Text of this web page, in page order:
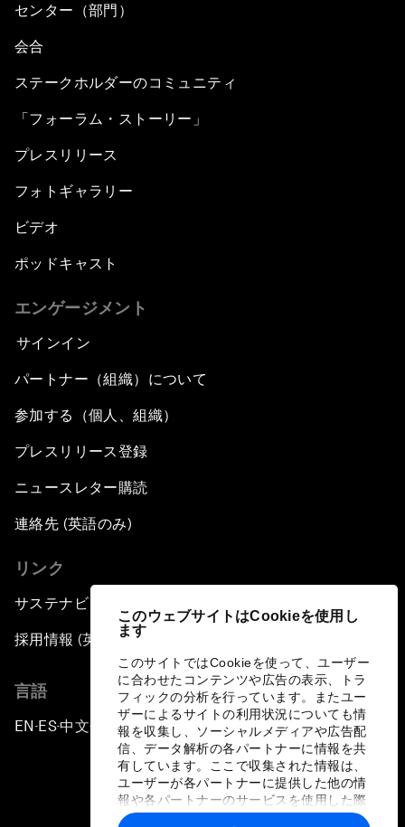
このウェブサイトはCookieを使用し
ます
このサイトではCookieを使って、ユーザー
に合わせたコンテンツや広告の表示、トラ
フィックの分析を行っています。またユー
ザーによるサイトの利用状況についても情
報を収集し、ソーシャルメディアや広告配
信、データ解析の各パートナーに情報を共
有しています。ここで収集された情報は、
ユーザーが各パートナーに提供した他の情
報や各パートナーのサービスを使用した際
に収集された情報と組み合わされ、各パー
センター（部門）
会合
ステークホルダーのコミュニティ
「フォーラム・ストーリー」
プレスリリース
フォトギャラリー
ビデオ
ポッドキャスト
エンゲージメント
サインイン
パートナー（組織）について
参加する（個人、組織）
プレスリリース登録
ニュースレター購読
連絡先 (英語のみ)
リンク
サステナビリティへの取り組み
採用情報 (英語のみ)
言語
EN ▪ES▪中文▪ 日本語